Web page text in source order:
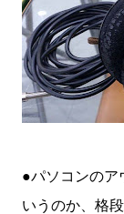
●パソコンのア
いうのか、格